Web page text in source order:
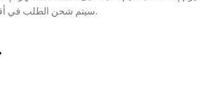
سيتم شحن الطلب في أقل عدد ممكن من الطرود.